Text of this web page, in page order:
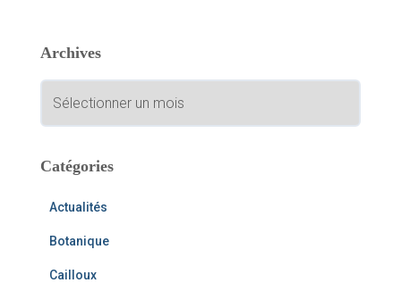
r
r
:
Archives
c
iCatégories
Actualités
Botanique
Cailloux